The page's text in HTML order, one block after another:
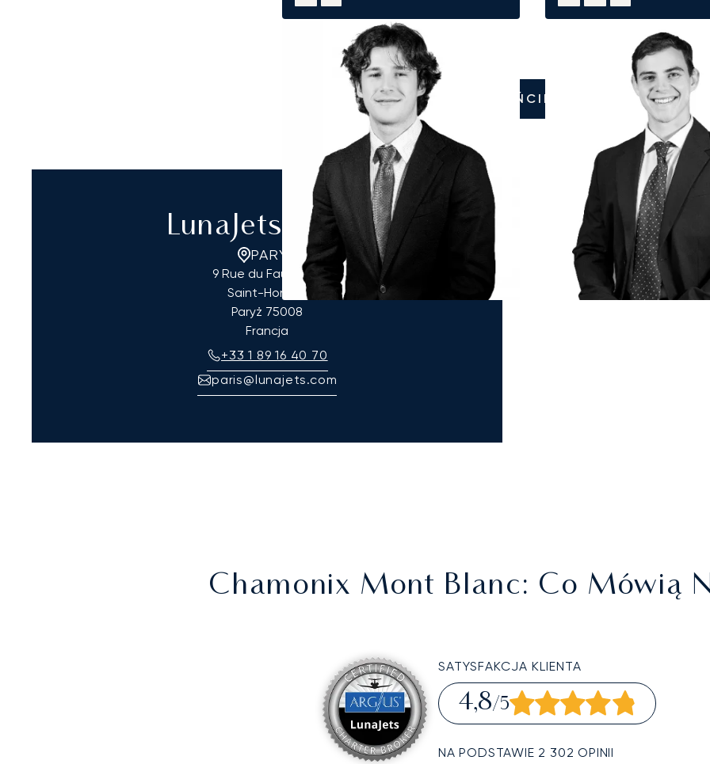
ZADZWOŃCIE DO NAS
LunaJets Paryż
PARYŻ
9 Rue du Faubourg
Saint-Honoré
Paryż 75008
Francja
+33 1 89 16 40 70
paris@lunajets.com
Chamonix Mont Blanc: Co Mówią
SATYSFAKCJA KLIENTA
4,8/5
NA PODSTAWIE 2 302 OPINII